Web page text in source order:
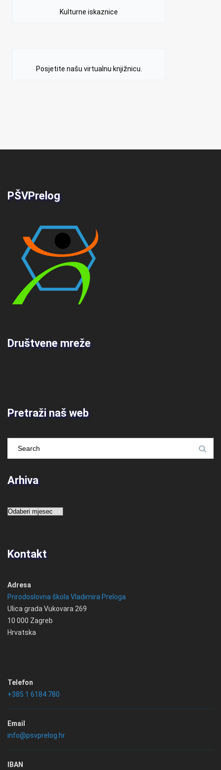
Kulturne iskaznice
Posjetite našu virtualnu knjižnicu.
PŠVPrelog
Društvene mreže
Pretraži naš web
Arhiva
Arhiva
Kontakt
Adresa
Prirodoslovna škola Vladimira Preloga
Ulica grada Vukovara 269
10 000 Zagreb
Hrvatska
Telefon
+385 1 6184 780
Email
info@psvprelog.hr
IBAN